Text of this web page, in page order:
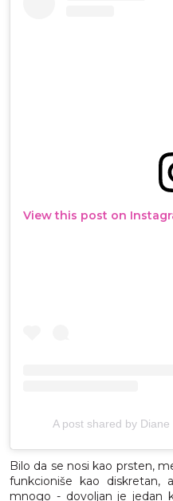
View this post on
A post shared by
Bilo da se nosi kao prsten,
funkcioniše kao diskretan,
mnogo - dovoljan je jedan